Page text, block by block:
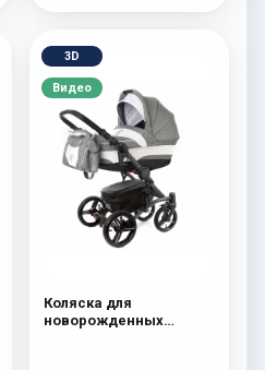
3D
Видео
Коляска для
новорожденных